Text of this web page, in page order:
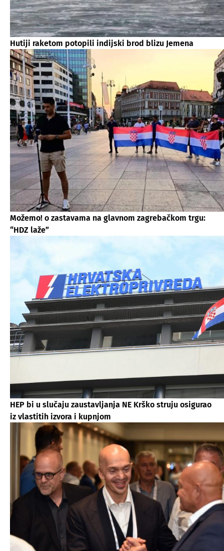
Hutiji raketom potopili indijski brod blizu Jemena
Možemo! o zastavama na glavnom zagrebačkom trgu:
“HDZ laže”
HEP bi u slučaju zaustavljanja NE Krško struju osigurao
iz vlastitih izvora i kupnjom